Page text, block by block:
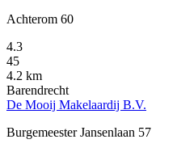
Achterom 60
4.3
45
4.2 km
Barendrecht
De Mooij Makelaardij B.V.
Burgemeester Jansenlaan 57